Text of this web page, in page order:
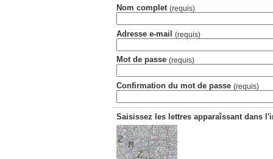
Nom complet (requis)
Adresse e-mail (requis)
Mot de passe (requis)
Confirmation du mot de passe (requis)
Saisissez les lettres apparaîssant dans